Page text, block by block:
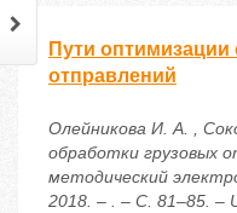
Пути оптимизации
отправлений
Олейникова И. А. ,
обработки грузовых
методический
2018. – . – С. 81–85. –